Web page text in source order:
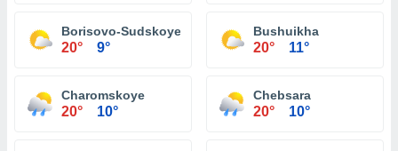
Borisovо-Sudskoye
20° 9°
Bushuikha
20° 11°
Charomskoye
20° 10°
Chebsara
20° 10°